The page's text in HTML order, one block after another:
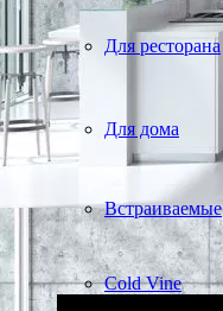
Для ресторана
Для дома
Встраиваемые
Cold Vine